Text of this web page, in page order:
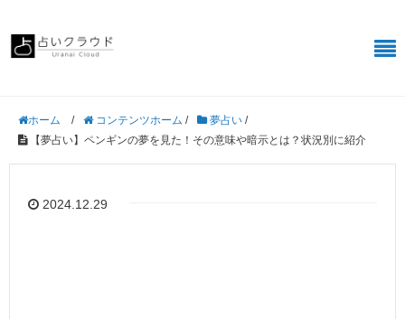
ホーム / コンテンツホーム / 夢占い /
【夢占い】ペンギンの夢を見た！その意味や暗示とは？状況別に紹介
2024.12.29